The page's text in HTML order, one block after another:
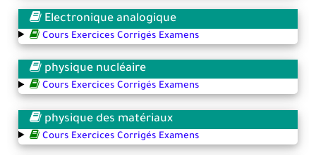
Electronique analogique
Cours Exercices Corrigés Examens
physique nucléaire
Cours Exercices Corrigés Examens
physique des matériaux
Cours Exercices Corrigés Examens